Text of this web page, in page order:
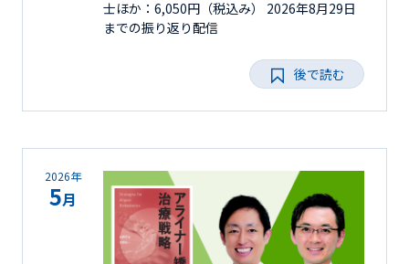
士ほか：6,050円（税込み） 2026年8月29日
までの振り返り配信
後で読む
2026年
5月